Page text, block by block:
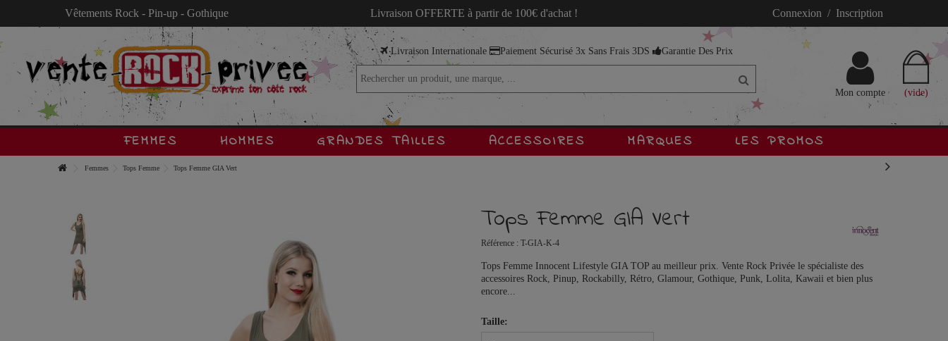
Vêtements Rock - Pin-up - Gothique Livraison OFFERTE à partir de 100€ d'achat ! Connexion / Inscription
Livraison Internationale Paiement Sécurisé 3x Sans Frais 3DS Garantie Des Prix
(vide)
Mon compte
FEMMES HOMMES GRANDES TAILLES ACCESSOIRES MARQUES LES PROMOS
Femmes Tops Femme Tops Femme GIA Vert
Tops Femme GIA Vert
Référence : T-GIA-K-4
Tops Femme Innocent Lifestyle GIA TOP au meilleur prix. Vente Rock Privée le spécialiste des
accessoires Rock, Pinup, Rockabilly, Rétro, Glamour, Gothique, Punk, Lolita, Kawaii et bien plus
encore...
Taille: